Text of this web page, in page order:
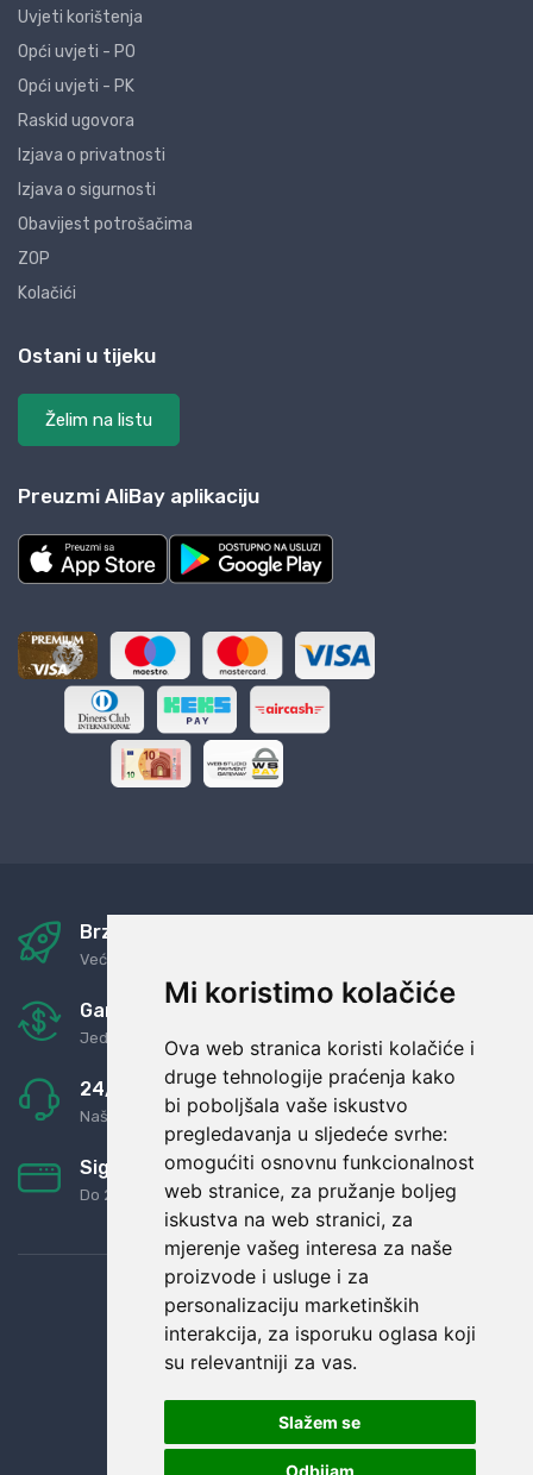
Mi koristimo kolačiće
Ova web stranica koristi kolačiće i
druge tehnologije praćenja kako
bi poboljšala vaše iskustvo
pregledavanja u sljedeće svrhe:
omogućiti osnovnu funkcionalnost
web stranice, za pružanje boljeg
iskustva na web stranici, za
mjerenje vašeg interesa za naše
proizvode i usluge i za
personalizaciju marketinških
interakcija, za isporuku oglasa koji
su relevantniji za vas.
Slažem se
Odbijam
Uvjeti korištenja
Opći uvjeti - PO
Opći uvjeti - PK
Raskid ugovora
Izjava o privatnosti
Izjava o sigurnosti
Obavijest potrošačima
ZOP
Kolačići
Ostani u tijeku
Želim na listu
Preuzmi AliBay aplikaciju
Brza i sigurna dostava
Već za nekoliko dana kod vas
Garancija u povrat novaca
Jednostavno pravilo: Roba za novac
24/7 odlična podrška
Naši agenti uvijek na raspolaganju
Sigurno obročno plaćanje
Do 24 rata bez kamata